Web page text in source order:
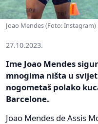
Joao Mendes (Foto: Instagram)
27.10.2023.
Ime Joao Mendes
mnogima ništa u
nogometaš polako
Barcelone.
Joao Mendes de Assis